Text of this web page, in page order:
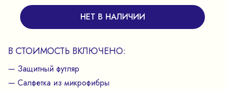
НЕТ В НАЛИЧИИ
В СТОИМОСТЬ ВКЛЮЧЕНО:
— Защитный футляр
— Салфетка из микрофибры